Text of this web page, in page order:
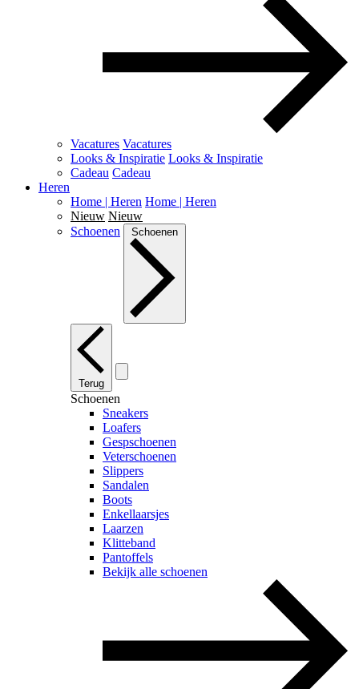
Vacatures Vacatures
Looks & Inspiratie Looks & Inspiratie
Cadeau Cadeau
Heren
Home | Heren Home | Heren
Nieuw Nieuw
Schoenen
Schoenen
Terug
Schoenen
Sneakers
Loafers
Gespschoenen
Veterschoenen
Slippers
Sandalen
Boots
Enkellaarsjes
Laarzen
Klitteband
Pantoffels
Bekijk alle schoenen